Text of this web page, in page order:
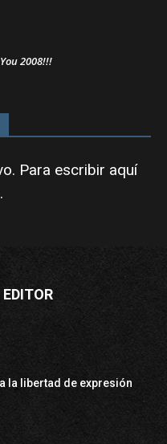
2008!!!
Para escribir aquí
.
la libertad de expresión